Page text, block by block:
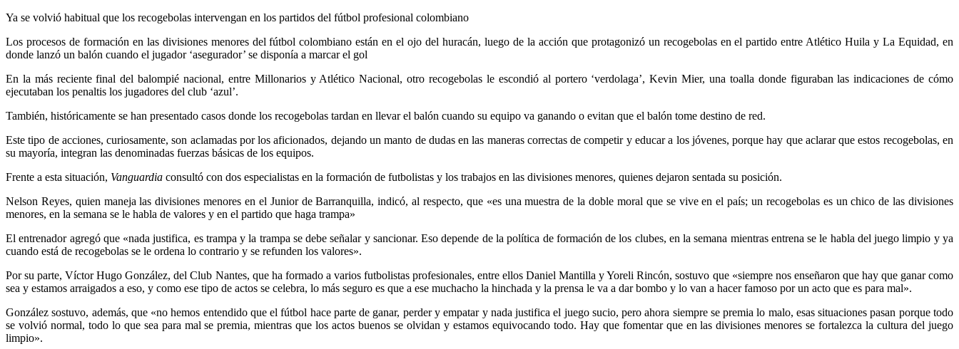
Ya se volvió habitual que los recogebolas intervengan en los partidos del fútbol profesional colombiano
Los procesos de formación en las divisiones menores del fútbol colombiano están en el ojo del huracán, luego de la acción que protagonizó un recogebolas en el partido entre Atlético Huila y La Equidad, en
donde lanzó un balón cuando el jugador ‘asegurador’ se disponía a marcar el gol
En la más reciente final del balompié nacional, entre Millonarios y Atlético Nacional, otro recogebolas le escondió al portero ‘verdolaga’, Kevin Mier, una toalla donde figuraban las indicaciones de cómo
ejecutaban los penaltis los jugadores del club ‘azul’.
También, históricamente se han presentado casos donde los recogebolas tardan en llevar el balón cuando su equipo va ganando o evitan que el balón tome destino de red.
Este tipo de acciones, curiosamente, son aclamadas por los aficionados, dejando un manto de dudas en las maneras correctas de competir y educar a los jóvenes, porque hay que aclarar que estos recogebolas, en
su mayoría, integran las denominadas fuerzas básicas de los equipos.
Frente a esta situación, Vanguardia consultó con dos especialistas en la formación de futbolistas y los trabajos en las divisiones menores, quienes dejaron sentada su posición.
Nelson Reyes, quien maneja las divisiones menores en el Junior de Barranquilla, indicó, al respecto, que «es una muestra de la doble moral que se vive en el país; un recogebolas es un chico de las divisiones
menores, en la semana se le habla de valores y en el partido que haga trampa»
El entrenador agregó que «nada justifica, es trampa y la trampa se debe señalar y sancionar. Eso depende de la política de formación de los clubes, en la semana mientras entrena se le habla del juego limpio y ya
cuando está de recogebolas se le ordena lo contrario y se refunden los valores».
Por su parte, Víctor Hugo González, del Club Nantes, que ha formado a varios futbolistas profesionales, entre ellos Daniel Mantilla y Yoreli Rincón, sostuvo que «siempre nos enseñaron que hay que ganar como
sea y estamos arraigados a eso, y como ese tipo de actos se celebra, lo más seguro es que a ese muchacho la hinchada y la prensa le va a dar bombo y lo van a hacer famoso por un acto que es para mal».
González sostuvo, además, que «no hemos entendido que el fútbol hace parte de ganar, perder y empatar y nada justifica el juego sucio, pero ahora siempre se premia lo malo, esas situaciones pasan porque todo
se volvió normal, todo lo que sea para mal se premia, mientras que los actos buenos se olvidan y estamos equivocando todo. Hay que fomentar que en las divisiones menores se fortalezca la cultura del juego
limpio».